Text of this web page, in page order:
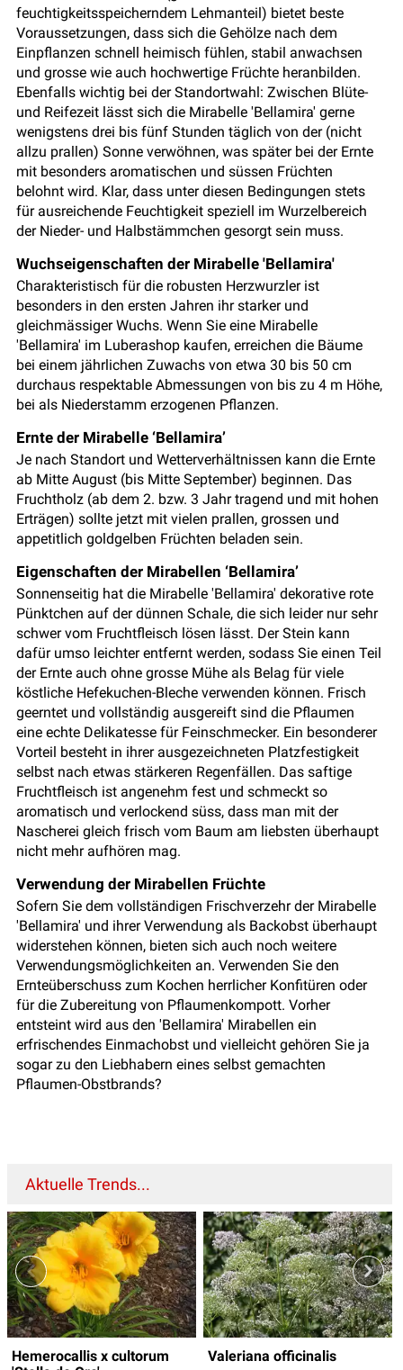
feuchtigkeitsspeicherndem Lehmanteil) bietet beste
Voraussetzungen, dass sich die Gehölze nach dem
Einpflanzen schnell heimisch fühlen, stabil anwachsen
und grosse wie auch hochwertige Früchte heranbilden.
Ebenfalls wichtig bei der Standortwahl: Zwischen Blüte-
und Reifezeit lässt sich die Mirabelle 'Bellamira' gerne
wenigstens drei bis fünf Stunden täglich von der (nicht
allzu prallen) Sonne verwöhnen, was später bei der Ernte
mit besonders aromatischen und süssen Früchten
belohnt wird. Klar, dass unter diesen Bedingungen stets
für ausreichende Feuchtigkeit speziell im Wurzelbereich
der Nieder- und Halbstämmchen gesorgt sein muss.
Wuchseigenschaften der Mirabelle 'Bellamira'
Charakteristisch für die robusten Herzwurzler ist
besonders in den ersten Jahren ihr starker und
gleichmässiger Wuchs. Wenn Sie eine Mirabelle
'Bellamira' im Luberashop kaufen, erreichen die Bäume
bei einem jährlichen Zuwachs von etwa 30 bis 50 cm
durchaus respektable Abmessungen von bis zu 4 m Höhe,
bei als Niederstamm erzogenen Pflanzen.
Ernte der Mirabelle ‘Bellamira’
Je nach Standort und Wetterverhältnissen kann die Ernte
ab Mitte August (bis Mitte September) beginnen. Das
Fruchtholz (ab dem 2. bzw. 3 Jahr tragend und mit hohen
Erträgen) sollte jetzt mit vielen prallen, grossen und
appetitlich goldgelben Früchten beladen sein.
Eigenschaften der Mirabellen ‘Bellamira’
Sonnenseitig hat die Mirabelle 'Bellamira' dekorative rote
Pünktchen auf der dünnen Schale, die sich leider nur sehr
schwer vom Fruchtfleisch lösen lässt. Der Stein kann
dafür umso leichter entfernt werden, sodass Sie einen Teil
der Ernte auch ohne grosse Mühe als Belag für viele
köstliche Hefekuchen-Bleche verwenden können. Frisch
geerntet und vollständig ausgereift sind die Pflaumen
eine echte Delikatesse für Feinschmecker. Ein besonderer
Vorteil besteht in ihrer ausgezeichneten Platzfestigkeit
selbst nach etwas stärkeren Regenfällen. Das saftige
Fruchtfleisch ist angenehm fest und schmeckt so
aromatisch und verlockend süss, dass man mit der
Nascherei gleich frisch vom Baum am liebsten überhaupt
nicht mehr aufhören mag.
Verwendung der Mirabellen Früchte
Sofern Sie dem vollständigen Frischverzehr der Mirabelle
'Bellamira' und ihrer Verwendung als Backobst überhaupt
widerstehen können, bieten sich auch noch weitere
Verwendungsmöglichkeiten an. Verwenden Sie den
Ernteüberschuss zum Kochen herrlicher Konfitüren oder
für die Zubereitung von Pflaumenkompott. Vorher
entsteint wird aus den 'Bellamira' Mirabellen ein
erfrischendes Einmachobst und vielleicht gehören Sie ja
sogar zu den Liebhabern eines selbst gemachten
Pflaumen-Obstbrands?
Aktuelle Trends...
Hemerocallis x cultorum
Valeriana officinalis